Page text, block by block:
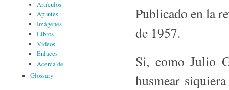
Artículos
Apuntes
Imágenes
Libros
Vídeos
Enlaces
Acerca de
Glossary
Publicado en la
de 1957.
Si, como Julio
husmear